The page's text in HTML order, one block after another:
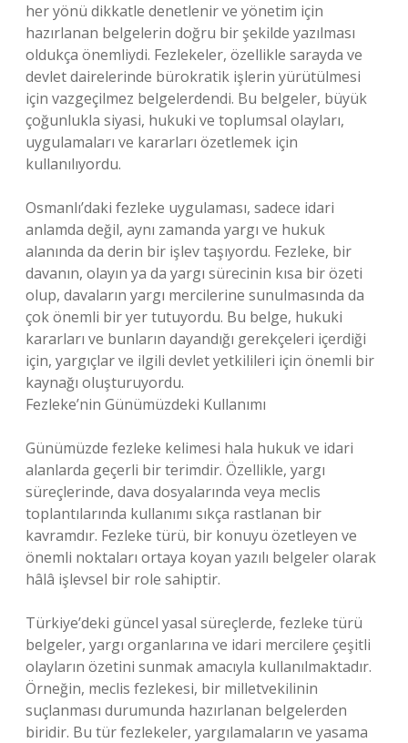
her yönü dikkatle denetlenir ve yönetim için
hazırlanan belgelerin doğru bir şekilde yazılması
oldukça önemliydi. Fezlekeler, özellikle sarayda ve
devlet dairelerinde bürokratik işlerin yürütülmesi
için vazgeçilmez belgelerdendi. Bu belgeler, büyük
çoğunlukla siyasi, hukuki ve toplumsal olayları,
uygulamaları ve kararları özetlemek için
kullanılıyordu.
Osmanlı’daki fezleke uygulaması, sadece idari
anlamda değil, aynı zamanda yargı ve hukuk
alanında da derin bir işlev taşıyordu. Fezleke, bir
davanın, olayın ya da yargı sürecinin kısa bir özeti
olup, davaların yargı mercilerine sunulmasında da
çok önemli bir yer tutuyordu. Bu belge, hukuki
kararları ve bunların dayandığı gerekçeleri içerdiği
için, yargıçlar ve ilgili devlet yetkilileri için önemli bir
kaynağı oluşturuyordu.
Fezleke’nin Günümüzdeki Kullanımı
Günümüzde fezleke kelimesi hala hukuk ve idari
alanlarda geçerli bir terimdir. Özellikle, yargı
süreçlerinde, dava dosyalarında veya meclis
toplantılarında kullanımı sıkça rastlanan bir
kavramdır. Fezleke türü, bir konuyu özetleyen ve
önemli noktaları ortaya koyan yazılı belgeler olarak
hâlâ işlevsel bir role sahiptir.
Türkiye’deki güncel yasal süreçlerde, fezleke türü
belgeler, yargı organlarına ve idari mercilere çeşitli
olayların özetini sunmak amacıyla kullanılmaktadır.
Örneğin, meclis fezlekesi, bir milletvekilinin
suçlanması durumunda hazırlanan belgelerden
biridir. Bu tür fezlekeler, yargılamaların ve yasama